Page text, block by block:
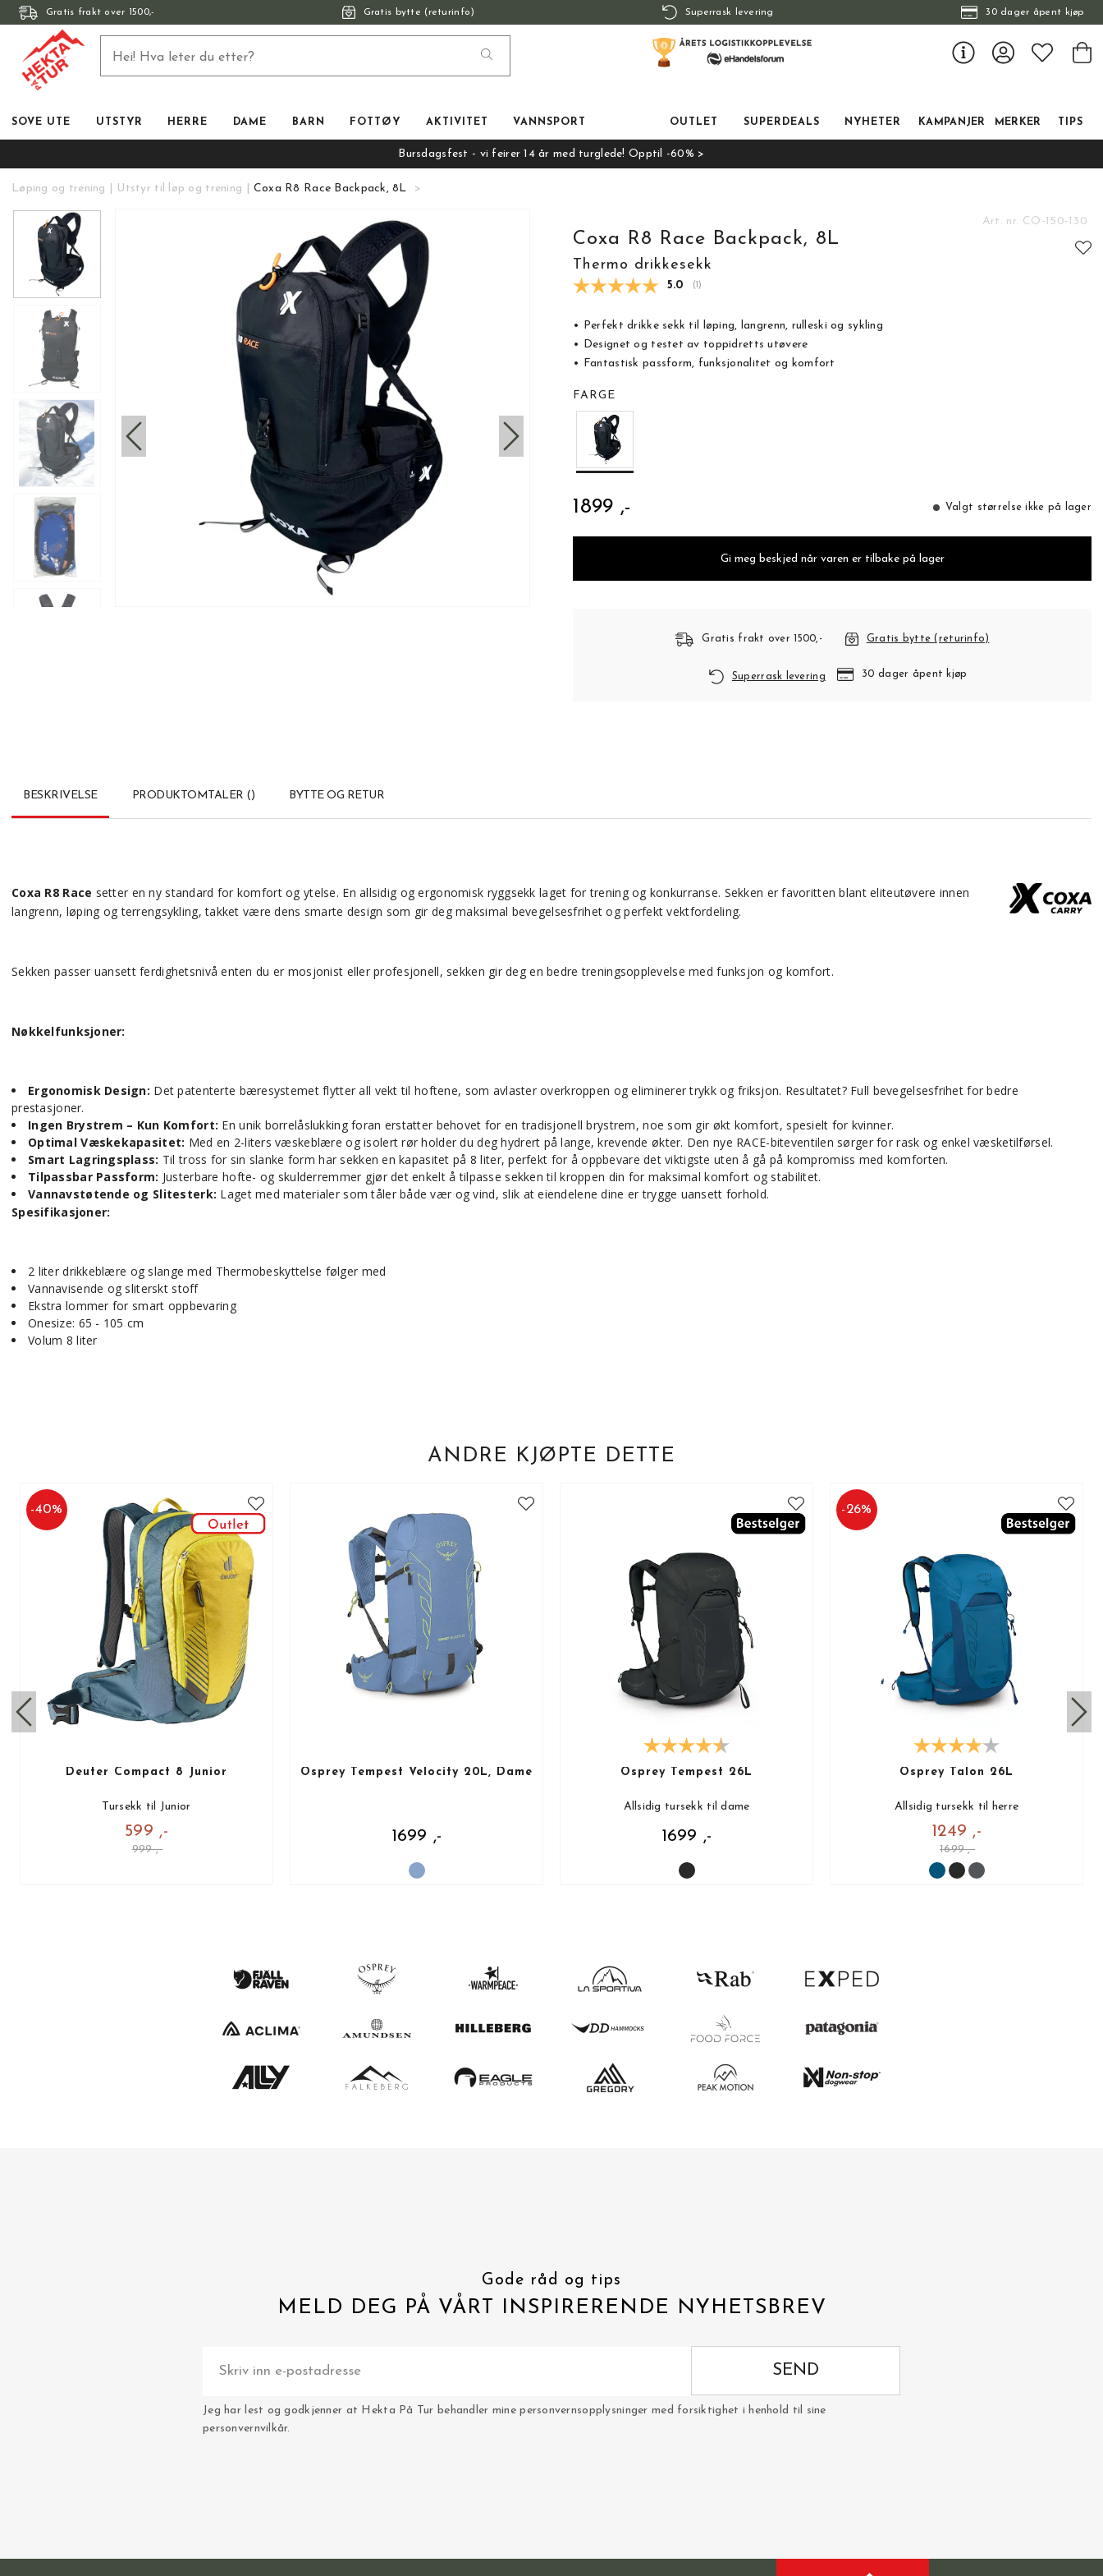
Gratis frakt over 1500,- Gratis bytte (returinfo) Superrask levering 30 dager åpent kjøp
SOVE UTE UTSTYR HERRE DAME BARN FOTTØY AKTIVITET VANNSPORT OUTLET SUPERDEALS NYHETER KAMPANJER MERKER TIPS
Bursdagsfest - vi feirer 14 år med turglede! Opptil -60% >
Løping og trening Utstyr til løp og trening Coxa R8 Race Backpack, 8L
Art. nr. CO-150-130
Coxa R8 Race Backpack, 8L
Thermo drikkesekk
Gjennomsnittskarakter:
5.0 (stemmer:
1)
• Perfekt drikke sekk til løping, langrenn, rulleski og sykling
• Designet og testet av toppidretts utøvere
• Fantastisk passform, funksjonalitet og komfort
FARGE
1899 ,- Valgt størrelse ikke på lager
Gi meg beskjed når varen er tilbake på lager
Gratis frakt over 1500,- Gratis bytte (returinfo)
Superrask levering 30 dager åpent kjøp
BESKRIVELSE PRODUKTOMTALER () BYTTE OG RETUR
Coxa R8 Race setter en ny standard for komfort og ytelse. En allsidig og ergonomisk ryggsekk laget for trening og konkurranse. Sekken er favoritten blant eliteutøvere innen
langrenn, løping og terrengsykling, takket være dens smarte design som gir deg maksimal bevegelsesfrihet og perfekt vektfordeling.
Sekken passer uansett ferdighetsnivå enten du er mosjonist eller profesjonell, sekken gir deg en bedre treningsopplevelse med funksjon og komfort.
Nøkkelfunksjoner:
Ergonomisk Design: Det patenterte bæresystemet flytter all vekt til hoftene, som avlaster overkroppen og eliminerer trykk og friksjon. Resultatet? Full bevegelsesfrihet for bedre
prestasjoner.
Ingen Brystrem – Kun Komfort: En unik borrelåslukking foran erstatter behovet for en tradisjonell brystrem, noe som gir økt komfort, spesielt for kvinner.
Optimal Væskekapasitet: Med en 2-liters væskeblære og isolert rør holder du deg hydrert på lange, krevende økter. Den nye RACE-biteventilen sørger for rask og enkel væsketilførsel.
Smart Lagringsplass: Til tross for sin slanke form har sekken en kapasitet på 8 liter, perfekt for å oppbevare det viktigste uten å gå på kompromiss med komforten.
Tilpassbar Passform: Justerbare hofte- og skulderremmer gjør det enkelt å tilpasse sekken til kroppen din for maksimal komfort og stabilitet.
Vannavstøtende og Slitesterk: Laget med materialer som tåler både vær og vind, slik at eiendelene dine er trygge uansett forhold.
Spesifikasjoner:
2 liter drikkeblære og slange med Thermobeskyttelse følger med
Vannavisende og sliterskt stoff
Ekstra lommer for smart oppbevaring
Onesize: 65 - 105 cm
Volum 8 liter
ANDRE KJØPTE DETTE
-40%
Deuter Compact 8 Junior
Tursekk til Junior
599 ,-
999 ,-
Osprey Tempest Velocity 20L, Dame
1699 ,-
Osprey Tempest 26L
Allsidig tursekk til dame
1699 ,-
-26%
Osprey Talon 26L
Allsidig tursekk til herre
1249 ,-
1699 ,-
Gode råd og tips
MELD DEG PÅ VÅRT INSPIRERENDE NYHETSBREV
SEND
Jeg har lest og godkjenner at Hekta På Tur behandler mine personvernsopplysninger med forsiktighet i henhold til sine
personvernvilkår.